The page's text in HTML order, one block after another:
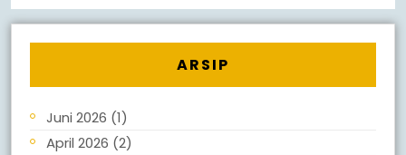
ARSIP
Juni 2026 (1)
April 2026 (2)